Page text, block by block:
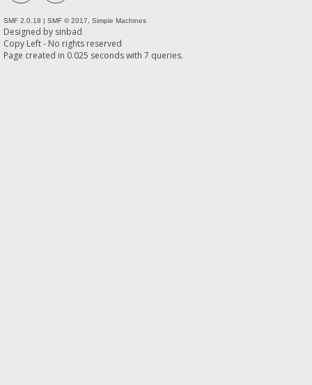
SMF 2.0.18 | SMF © 2017 Simple Machines
Designed by sinbad
Copy Left - No rights reserved
Page created in 0.025 seconds with 7 queries.